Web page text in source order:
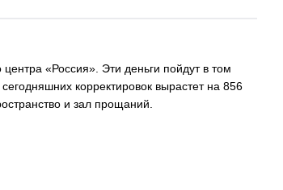
«Россия». Эти деньги пойдут в том
корректировок вырастет на 856
и зал прощаний.